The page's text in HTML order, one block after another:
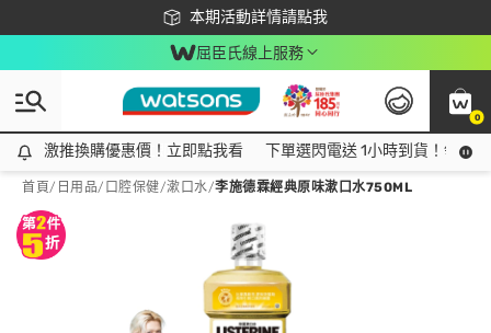
本期活動詳情請點我
下載app最高回饋$350
屈臣氏線上服務
0
激推換購優惠價！立即點我看
激推換購優惠價！立即點我看 下單選閃電送 1小時到貨！領神
首頁/ 日用品/ 口腔保健/漱口水/李施德霖經典原味漱口水750ML